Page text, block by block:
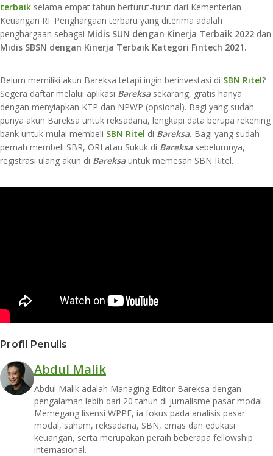
terbaik selama empat tahun berturut-turut dari Kementerian
Keuangan RI. Penghargaan terbaru yang diterima adalah
penghargaan sebagai Midis SUN dengan Kinerja Terbaik 2022 dan
Midis SBSN dengan Kinerja Terbaik Kategori Fintech 2021.
Belum memiliki akun Bareksa tetapi ingin berinvestasi di SBN Ritel?
Segera daftar melalui aplikasi Bareksa sekarang, gratis hanya
dengan menyiapkan KTP dan NPWP (opsional). Bagi yang sudah
punya akun Bareksa untuk reksadana, lengkapi data berupa rekening
bank untuk mulai membeli SBN Ritel di Bareksa. Bagi yang sudah
pernah membeli SBR, ORI atau Sukuk di Bareksa sebelumnya,
registrasi ulang akun di Bareksauntuk memesan SBN Ritel.
Profil Penulis
Abdul Malik
Abdul Malik adalah Managing Editor Bareksa dengan
pengalaman lebih dari 20 tahun di jurnalisme pasar modal.
Memegang lisensi WPPE, ia fokus pada analisis pasar
modal, saham, reksadana, SBN, emas dan edukasi
keuangan, serta merupakan peraih beberapa fellowship
internasional.